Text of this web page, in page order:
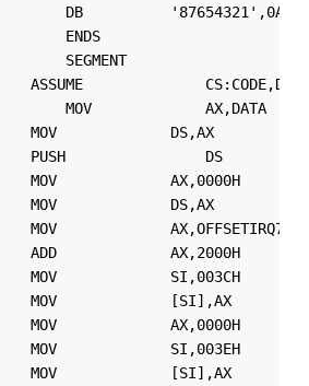
LIGHT				DB
DATA				ENDS
CODE 				SEGMENT
ASSUME
START:  			MOV				AX,DATA
				PUSH				DS
				MOV				AX,0000H
				MOV				SI,003EH